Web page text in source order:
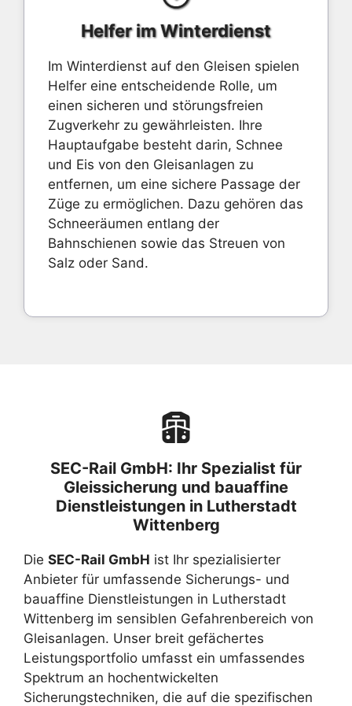
Helfer im Winterdienst
Im Winterdienst auf den Gleisen spielen
Helfer eine entscheidende Rolle, um
einen sicheren und störungsfreien
Zugverkehr zu gewährleisten. Ihre
Hauptaufgabe besteht darin, Schnee
und Eis von den Gleisanlagen zu
entfernen, um eine sichere Passage der
Züge zu ermöglichen. Dazu gehören das
Schneeräumen entlang der
Bahnschienen sowie das Streuen von
Salz oder Sand.
SEC-Rail GmbH: Ihr Spezialist für
Gleissicherung und bauaffine
Dienstleistungen in Lutherstadt
Wittenberg
Die SEC-Rail GmbH ist Ihr spezialisierter
Anbieter für umfassende Sicherungs- und
bauaffine Dienstleistungen in Lutherstadt
Wittenberg im sensiblen Gefahrenbereich von
Gleisanlagen. Unser breit gefächertes
Leistungsportfolio umfasst ein umfassendes
Spektrum an hochentwickelten
Sicherungstechniken, die auf die spezifischen